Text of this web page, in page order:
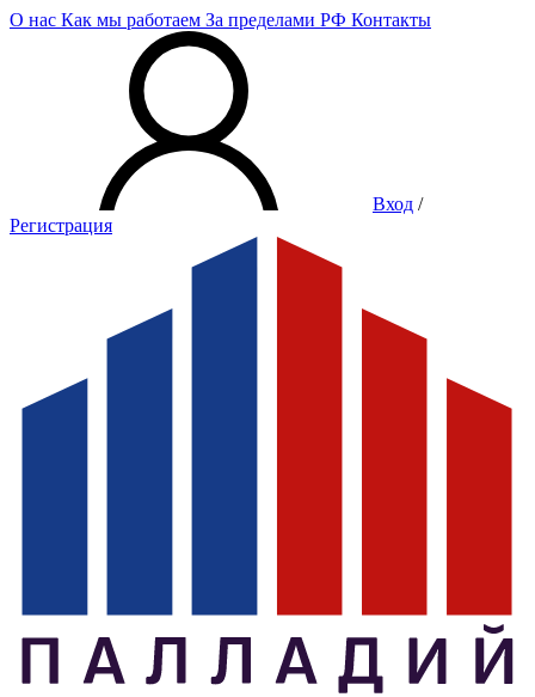
О нас Как мы работаем За пределами РФ Контакты
Вход /
Регистрация